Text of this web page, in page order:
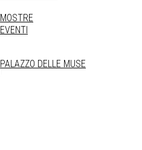
MOSTRE
EVENTI
PALAZZO DELLE MUSE